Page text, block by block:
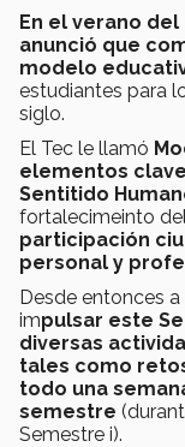
En el verano del
anunció que
modelo
estudiantes para
siglo.
El Tec le llamó
elementos
Sentitido
fortalecimeinto del
participación
personal y
Desde entonces
impulsar este
diversas
tales como
todo una
semestre
Semestre i).